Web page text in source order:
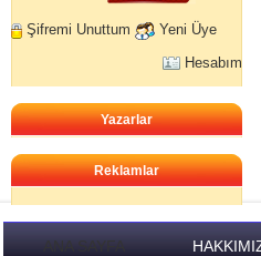
Şifremi Unuttum
Yeni Üye
Hesabım
Yazarlar
Reklamlar
ANA SAYFA